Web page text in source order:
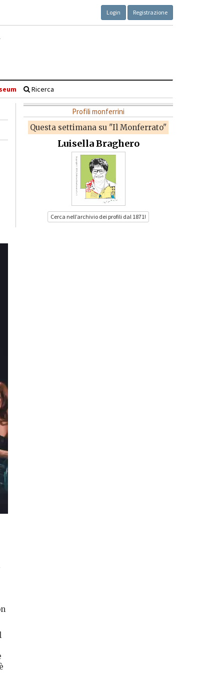
Login Registrazione
Ricerca
Profili monferrini
Questa settimana su "Il Monferrato"
Luisella Braghero
Cerca nell’archivio dei profili dal 1871!